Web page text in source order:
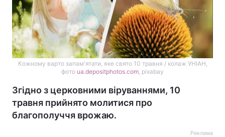
Кожному варто запам'ятати, яке свято 10 травня / колаж УНІАН,
фото ua.depositphotos.com, pixabay
Згідно з церковними віруваннями, 10
травня прийнято молитися про
благополуччя врожаю.
Реклама